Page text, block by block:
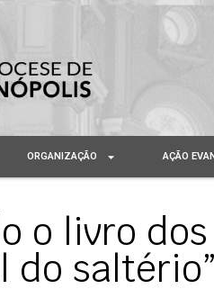
ORGANIZAÇÃO AÇÃO
o livro dos
do saltério”